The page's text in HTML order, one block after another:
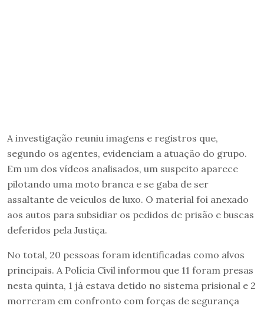
A investigação reuniu imagens e registros que,
segundo os agentes, evidenciam a atuação do grupo.
Em um dos vídeos analisados, um suspeito aparece
pilotando uma moto branca e se gaba de ser
assaltante de veículos de luxo. O material foi anexado
aos autos para subsidiar os pedidos de prisão e buscas
deferidos pela Justiça.
No total, 20 pessoas foram identificadas como alvos
principais. A Polícia Civil informou que 11 foram presas
nesta quinta, 1 já estava detido no sistema prisional e 2
morreram em confronto com forças de segurança